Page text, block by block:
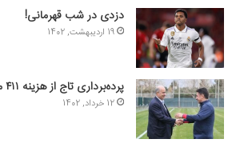
دزدی در شب قهرمانی!
19 اردیبهشت, 1402
پرده‌برداری تاج از هزینه ۴۱۱ میلیاردی یک باشگاه!
12 خرداد, 1402